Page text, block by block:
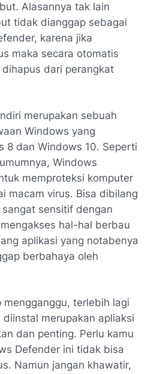
Alasannya tak lain
tidak dianggap sebagai
karena jika
maka secara otomatis
dari perangkat
merupakan sebuah
Windows yang
8 dan Windows 10. Seperti
Windows
memproteksi komputer
macam virus. Bisa dibilang
sensitif dengan
hal-hal berbau
aplikasi yang notabenya
berbahaya oleh
terlebih lagi
merupakan apliaksi
dan penting. Perlu kamu
Defender ini tidak bisa
Namun jangan khawatir,